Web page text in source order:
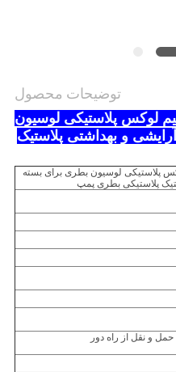
توضیحات محصول
لوکس پلاستیکی لوسیون
و بهداشتی پلاستیک
پلاستیکی لوسیون بطری برای بسته
پلاستیکی بطری پمپ
و نقل از راه دور